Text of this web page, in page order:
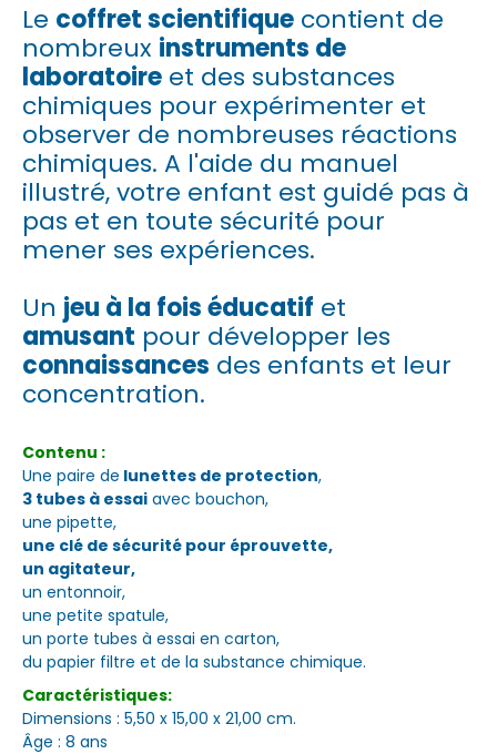
Le coffret scientifique contient de
nombreux instruments de
laboratoire et des substances
chimiques pour expérimenter et
observer de nombreuses réactions
chimiques. A l'aide du manuel
illustré, votre enfant est guidé pas à
pas et en toute sécurité pour
mener ses expériences.
Un jeu à la fois éducatif et
amusant pour développer les
connaissances des enfants et leur
concentration.
Contenu :
Une paire de lunettes de protection,
3 tubes à essai avec bouchon,
une pipette,
une clé de sécurité pour éprouvette,
un agitateur,
un entonnoir,
une petite spatule,
un porte tubes à essai en carton,
du papier filtre et de la substance chimique.
Caractéristiques:
Dimensions : 5,50 x 15,00 x 21,00 cm.
Âge : 8 ans